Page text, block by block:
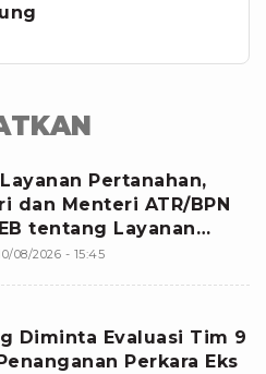
Pertanahan,
dan Menteri ATR/BPN
tentang Layanan
08/2026 - 15:45
Diminta Evaluasi Tim 9
Perkara Eks